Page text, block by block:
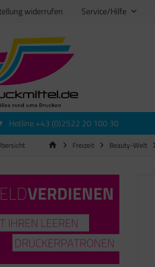
widerrufen Service/Hilfe
Hotline +43 (0)2522 20 100 30
Freizeit Beauty-Welt